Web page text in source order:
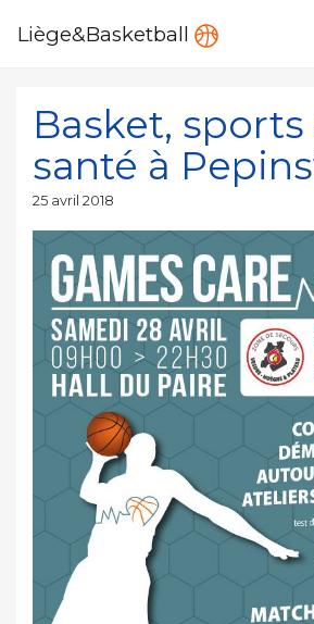
Liège&Basketball
Basket,
santé à
Publié
25 avril 2018